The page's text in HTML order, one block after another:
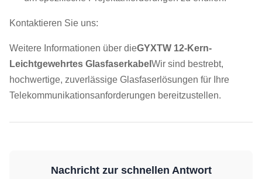
Kontaktieren Sie uns:
Weitere Informationen über dieGYXTW 12-Kern-
Leichtgewehrtes Glasfaserkabel Wir sind bestrebt,
hochwertige, zuverlässige Glasfaserlösungen für Ihre
Telekommunikationsanforderungen bereitzustellen.
Nachricht zur schnellen Antwort